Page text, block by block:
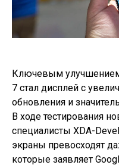
Ключевым
7 стал дисплей с
обновления и
В ходе тестирования
специалисты XDA-
экраны превосходят
которые заявляет